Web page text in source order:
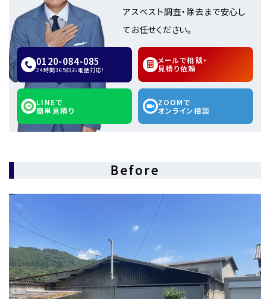
アスベスト調査・除去まで安心し
てお任せください。
0120-084-085
24時間365日お電話対応!
メールで相談・
見積り依頼
LINEで
簡単見積り
ZOOMで
オンライン相談
Before